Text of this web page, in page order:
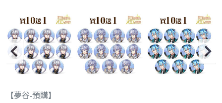
Item
【夢谷-預購】